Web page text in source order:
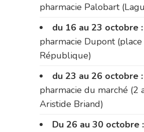
pharmacie Palobart
du 16 au 23 octobre :
pharmacie Dupont
République)
du 23 au 26 octobre :
pharmacie du marché (2
Aristide Briand)
Du 26 au 30 octobre :